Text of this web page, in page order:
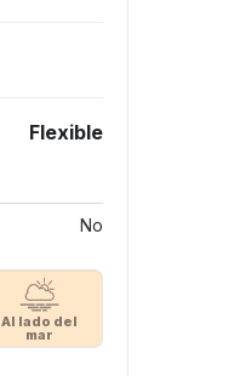
Flexible
No
Al lado del
mar